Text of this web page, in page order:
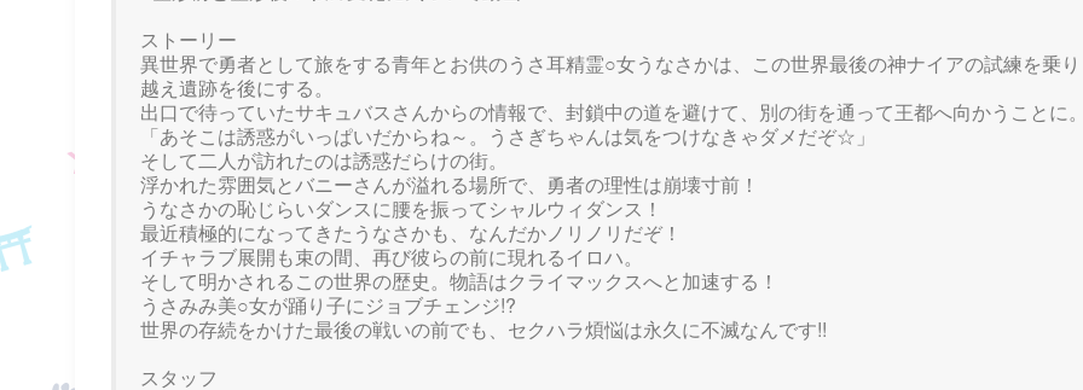
ストーリー
異世界で勇者として旅をする青年とお供のうさ耳精霊○女うなさかは、この世界最後の神ナイアの試練を乗り
越え遺跡を後にする。
出口で待っていたサキュバスさんからの情報で、封鎖中の道を避けて、別の街を通って王都へ向かうことに
「あそこは誘惑がいっぱいだからね～。うさぎちゃんは気をつけなきゃダメだぞ☆」
そして二人が訪れたのは誘惑だらけの街。
浮かれた雰囲気とバニーさんが溢れる場所で、勇者の理性は崩壊寸前！
うなさかの恥じらいダンスに腰を振ってシャルウィダンス！
最近積極的になってきたうなさかも、なんだかノリノリだぞ！
イチャラブ展開も束の間、再び彼らの前に現れるイロハ。
そして明かされるこの世界の歴史。物語はクライマックスへと加速する！
うさみみ美○女が踊り子にジョブチェンジ!?
世界の存続をかけた最後の戦いの前でも、セクハラ煩悩は永久に不滅なんです!!
スタッフ